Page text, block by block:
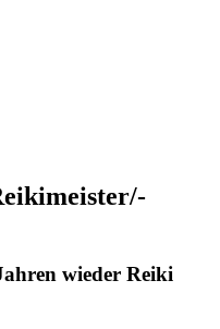
wieder Reiki